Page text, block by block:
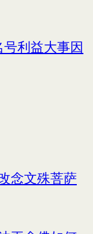
利益大事因
念文殊菩萨